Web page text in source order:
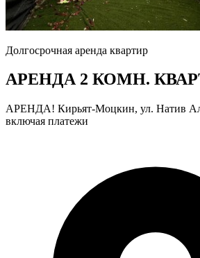
Долгосрочная аренда квартир
АРЕНДА 2 КОМН.
АРЕНДА! Кирьят-Моцкин, ул. Натив
включая платежи